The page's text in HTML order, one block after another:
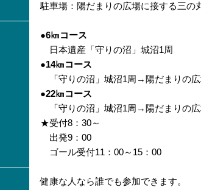
駐車場：陽だまりの広場に接する三の
●6㎞コース
日本遺産「守りの沼」城沼1周
●14㎞コース
「守りの沼」城沼1周→陽だまりの
●22㎞コース
「守りの沼」城沼1周→陽だまりの
★受付8：30～
出発9：00
ゴール受付11：00～15：00
健康な人なら誰でも参加できます。